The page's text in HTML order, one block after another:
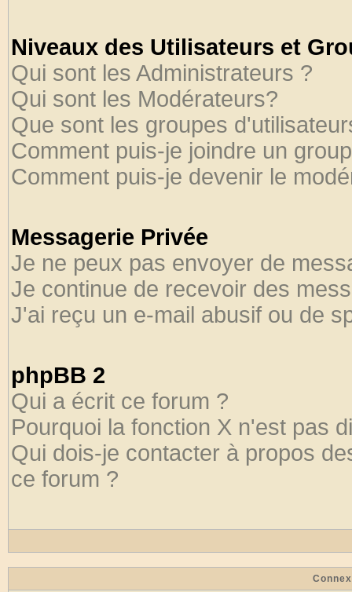
Niveaux des Utilisateurs et
Qui sont les Administrateurs ?
Qui sont les Modérateurs?
Que sont les groupes
Comment puis-je joindre un
Comment puis-je devenir le
Messagerie Privée
Je ne peux pas envoyer de
Je continue de recevoir des
J'ai reçu un e-mail abusif ou de
phpBB 2
Qui a écrit ce forum ?
Pourquoi la fonction X n'est pas
Qui dois-je contacter à propos
ce forum ?